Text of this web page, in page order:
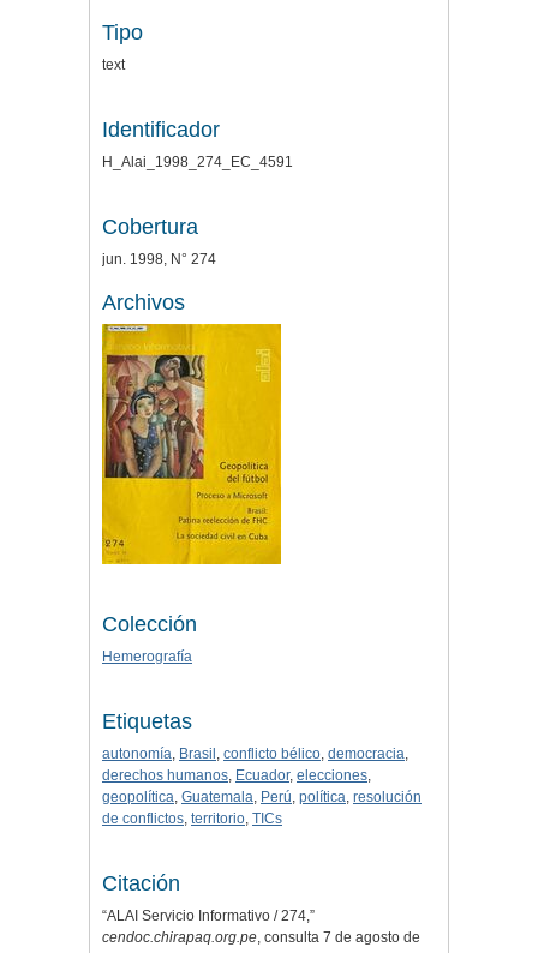
Tipo
text
Identificador
H_Alai_1998_274_EC_4591
Cobertura
jun. 1998, N° 274
Archivos
Colección
Hemerografía
Etiquetas
autonomía, Brasil , conflicto bélico, democracia,
derechos humanos, Ecuador, elecciones,
geopolítica, Guatemala, Perú, política, resolución
de conflictos, territorio, TICs
Citación
“ALAI Servicio Informativo / 274,”
cendoc.chirapaq.org.pe, consulta 7 de agosto de